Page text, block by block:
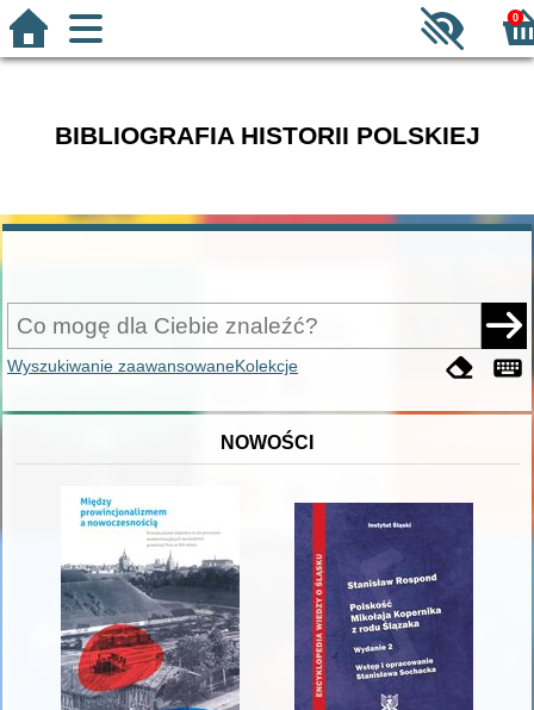
0
BIBLIOGRAFIA HISTORII POLSKIEJ
Wyszukiwanie zaawansowaneKolekcje
NOWOŚCI